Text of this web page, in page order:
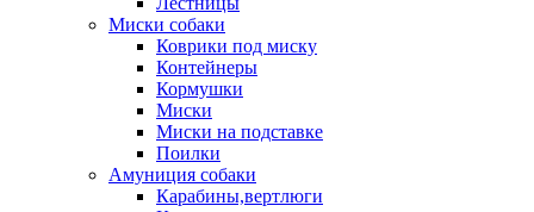
Миски собаки
Коврики под миску
Контейнеры
Кормушки
Миски
Миски на подставке
Поилки
Амуниция собаки
Карабины,вертлюги